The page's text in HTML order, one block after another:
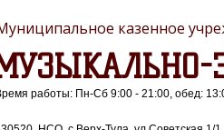
казенное
работы: Пн-Сб 9:00 - 21:00, обед: